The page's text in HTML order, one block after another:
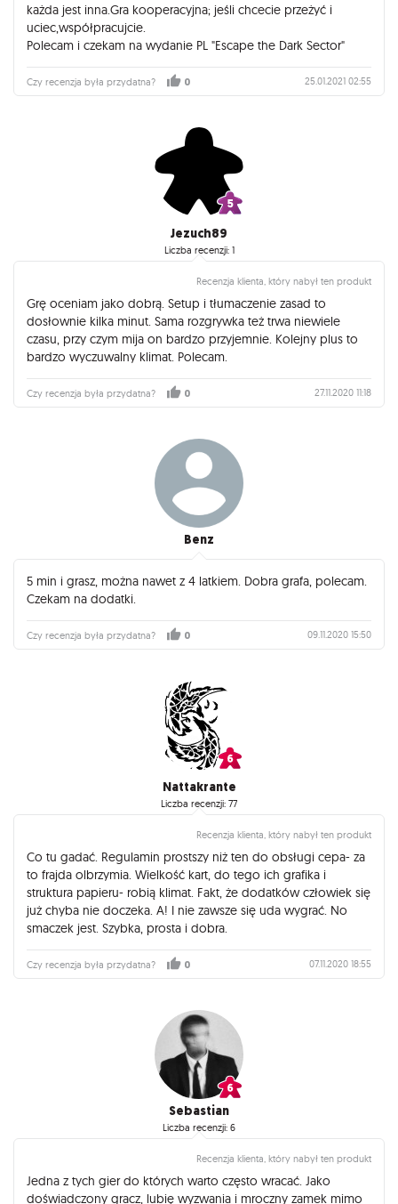
każda jest inna.Gra kooperacyjna; jeśli chcecie przeżyć i
uciec,współpracujcie.
Polecam i czekam na wydanie PL "Escape the Dark Sector"
Czy recenzja była przydatna? 0 25.01.2021 02:55
Jezuch89
Liczba recenzji: 1
Recenzja klienta, który nabył ten produkt
Grę oceniam jako dobrą. Setup i tłumaczenie zasad to
dosłownie kilka minut. Sama rozgrywka też trwa niewiele
czasu, przy czym mija on bardzo przyjemnie. Kolejny plus to
bardzo wyczuwalny klimat. Polecam.
Czy recenzja była przydatna? 0 27.11.2020 11:18
Benz
5 min i grasz, można nawet z 4 latkiem. Dobra grafa, polecam.
Czekam na dodatki.
Czy recenzja była przydatna? 0 09.11.2020 15:50
Nattakrante
Liczba recenzji: 77
Recenzja klienta, który nabył ten produkt
Co tu gadać. Regulamin prostszy niż ten do obsługi cepa- za
to frajda olbrzymia. Wielkość kart, do tego ich grafika i
struktura papieru- robią klimat. Fakt, że dodatków człowiek się
już chyba nie doczeka. A! I nie zawsze się uda wygrać. No
smaczek jest. Szybka, prosta i dobra.
Czy recenzja była przydatna? 0 07.11.2020 18:55
Sebastian
Liczba recenzji: 6
Recenzja klienta, który nabył ten produkt
Jedna z tych gier do których warto często wracać. Jako
doświadczony gracz, lubię wyzwania i mroczny zamek mimo